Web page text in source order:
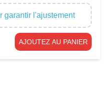
garantir l'ajustement
AJOUTEZ AU PANIER